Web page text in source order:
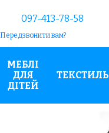
097-413-78-58
Передзвонити вам?
МЕБЛІ
ДЛЯ
ДІТЕЙ
ТЕКСТИЛЬ